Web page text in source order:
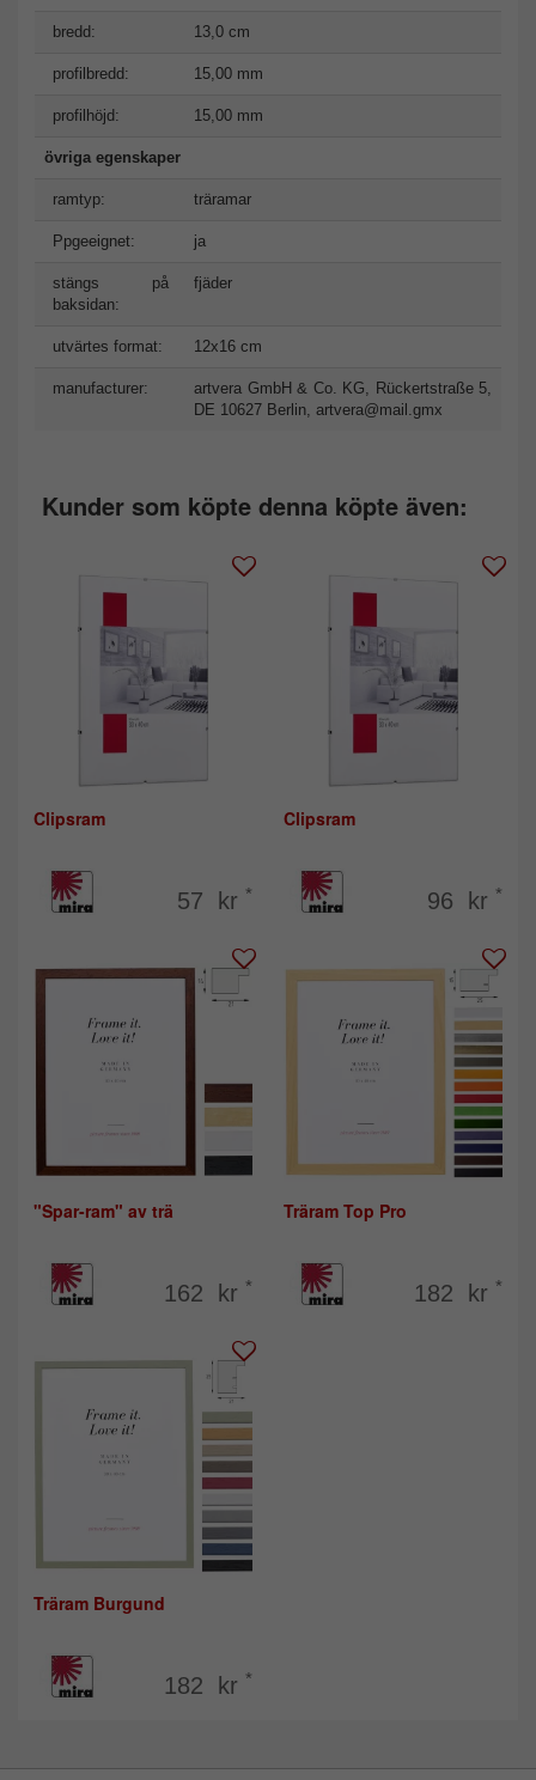
bredd: 13,0 cm
profilbredd: 15,00 mm
profilhöjd: 15,00 mm
övriga egenskaper
ramtyp: träramar
Ppgeeignet: ja
stängs på
baksidan:
fjäder
utvärtes format: 12x16 cm
manufacturer:
artvera GmbH & Co. KG, Rückertstraße 5,
DE 10627 Berlin, artvera@mail.gmx
Kunder som köpte denna köpte även:
Clipsram
57 kr *
Clipsram
96 kr *
"Spar-ram" av trä
162 kr *
Träram Top Pro
182 kr *
Träram Burgund
182 kr *